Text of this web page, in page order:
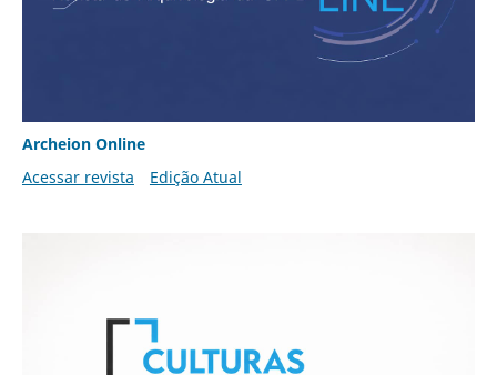
Archeion Online
Acessar revista
Edição Atual